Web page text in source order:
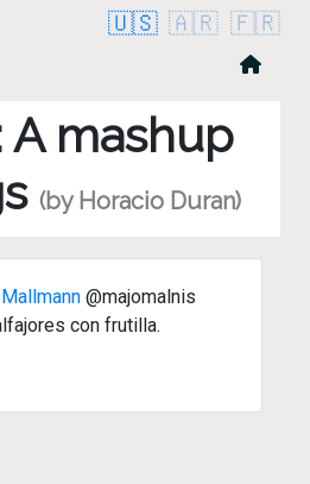
🇺🇸 🇦🇷 🇫🇷
A mashup
(by Horacio Duran)
@majomalnis
con frutilla.